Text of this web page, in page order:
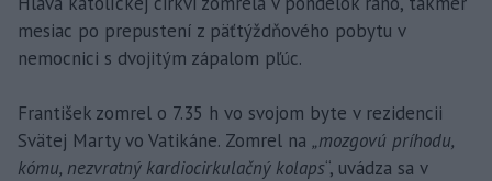
mesiac po prepustení z päťtýždňového pobytu v
nemocnici s dvojitým zápalom pľúc.
František zomrel o 7.35 h vo svojom byte v rezidencii
Svätej Marty vo Vatikáne. Zomrel na „mozgovú príhodu,
kómu, nezvratný kardiocirkulačný kolaps“, uvádza sa v